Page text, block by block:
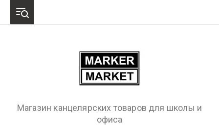
Магазин канцелярских товаров для школы и
офиса